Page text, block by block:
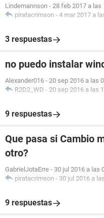
Lindemannson - 28 feb 2017 a las
piratacrimson - 4 mar 2017 a
3 respuestas
no puedo instalar
Alexander016 - 20 sep 2016 a las
R2D2_WD - 20 sep 2016 a las
9 respuestas
Que pasa si Cambio
otro?
GabrielJotaErre - 30 jul 2016 a las
piratacrimson - 30 jul 2016 a
9 respuestas